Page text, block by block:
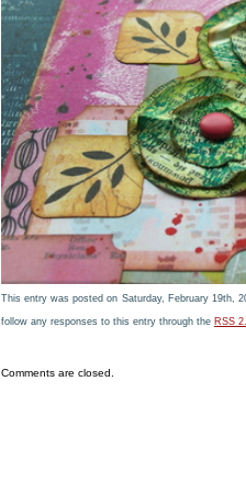
This entry was posted on Saturday, February 19th,
follow any responses to this entry through the RSS
Comments are closed.